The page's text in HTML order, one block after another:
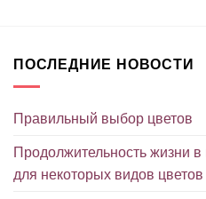
ПОСЛЕДНИЕ НОВОСТИ
Правильный выбор цветов
Продолжительность жизни в
для некоторых видов цветов